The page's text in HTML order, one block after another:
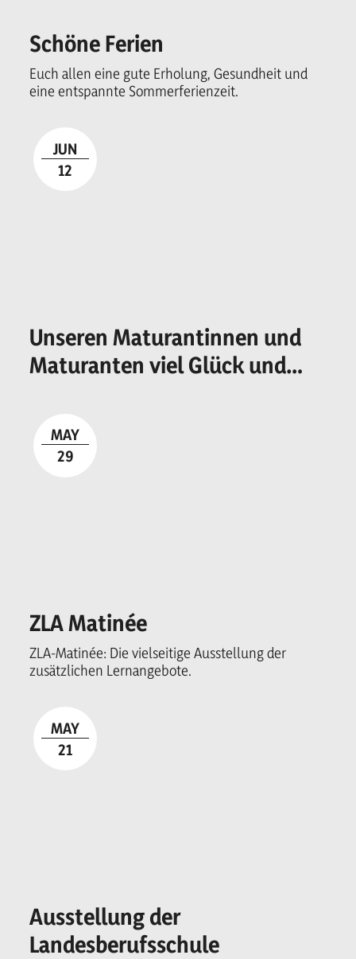
Schöne Ferien
Euch allen eine gute Erholung, Gesundheit und
eine entspannte Sommerferienzeit.
JUN
12
Unseren Maturantinnen und
Maturanten viel Glück und
MAY
29
ZLA Matinée
ZLA-Matinée: Die vielseitige Ausstellung der
zusätzlichen Lernangebote.
MAY
21
Ausstellung der
Landesberufsschule